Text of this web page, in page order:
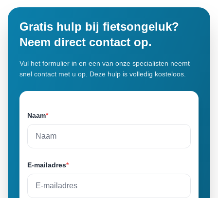
Gratis hulp bij fietsongeluk?
Neem direct contact op.
Vul het formulier in en een van onze specialisten neemt
snel contact met u op. Deze hulp is volledig kosteloos.
Naam*
E-mailadres*